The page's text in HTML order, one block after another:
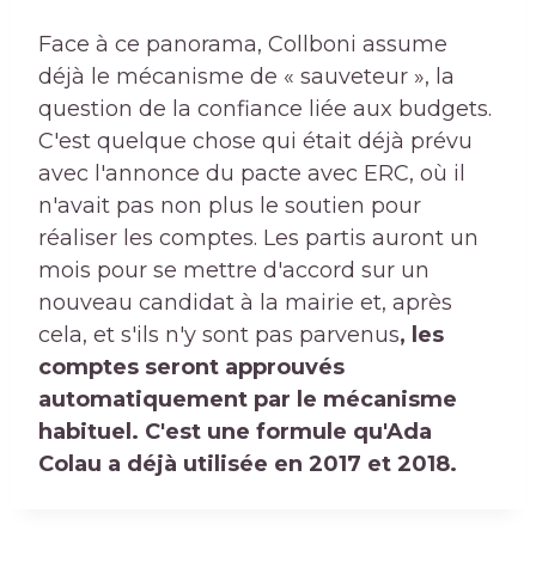
Face à ce panorama, Collboni assume
déjà le mécanisme de « sauveteur », la
question de la confiance liée aux budgets.
C'est quelque chose qui était déjà prévu
avec l'annonce du pacte avec ERC, où il
n'avait pas non plus le soutien pour
réaliser les comptes. Les partis auront un
mois pour se mettre d'accord sur un
nouveau candidat à la mairie et, après
cela, et s'ils n'y sont pas parvenus, les
comptes seront approuvés
automatiquement par le mécanisme
habituel. C'est une formule qu'Ada
Colau a déjà utilisée en 2017 et 2018.